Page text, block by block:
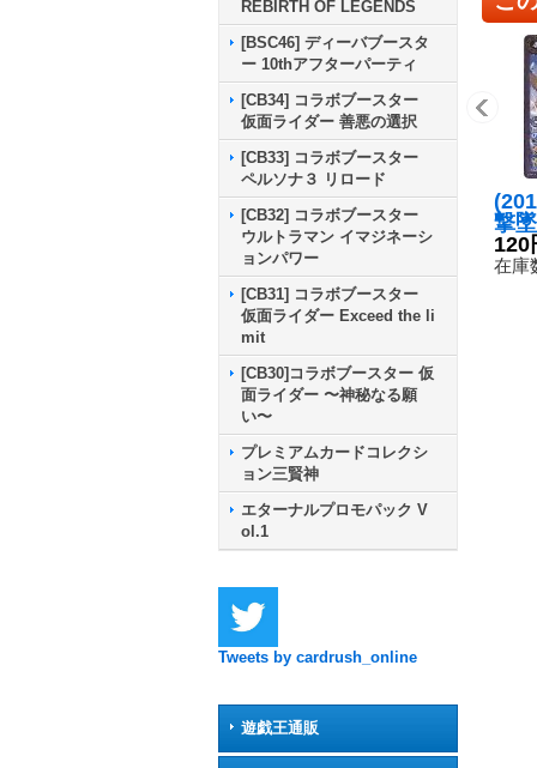
REBIRTH OF LEGENDS
[BSC46] ディーバブースタ
ー 10thアフターパーティ
[CB34] コラボブースター
仮面ライダー 善悪の選択
[CB33] コラボブースター
ペルソナ３ リロード
[CB32] コラボブースター
ウルトラマン イマジネーシ
ョンパワー
[CB31] コラボブースター
仮面ライダー Exceed the li
mit
[CB30]コラボブースター 仮
面ライダー 〜神秘なる願
い〜
プレミアムカードコレクシ
ョン三賢神
エターナルプロモパック V
ol.1
Tweets by cardrush_online
遊戯王通販
撃
ユ
【
120
在庫